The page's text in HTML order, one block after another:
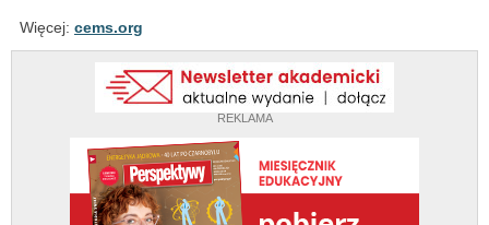
REKLAMA
Więcej: cems.org